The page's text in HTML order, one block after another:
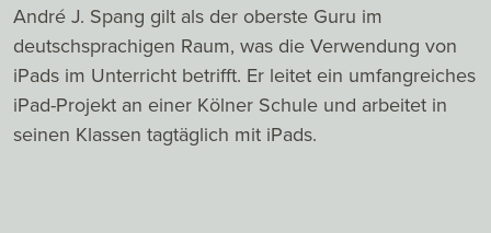
André J. Spang gilt als der oberste Guru im
deutschsprachigen Raum, was die Verwendung von
iPads im Unterricht betrifft. Er leitet ein umfangreiches
iPad-Projekt an einer Kölner Schule und arbeitet in
seinen Klassen tagtäglich mit iPads.